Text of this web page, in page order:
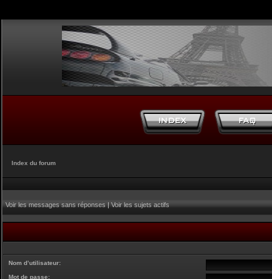
Index du forum
Voir les messages sans réponses|Voir les sujets actifs
Nom d’utilisateur:
Mot de passe: